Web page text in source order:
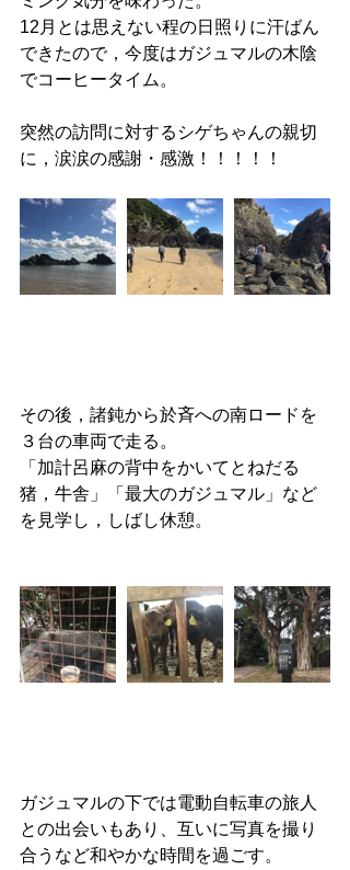
12月とは思えない程の日照りに汗ばん
できたので，今度はガジュマルの木陰
でコーヒータイム。
突然の訪問に対するシゲちゃんの親切
に，涙涙の感謝・感激！！！！！
その後，諸鈍から於斉への南ロードを
３台の車両で走る。
「加計呂麻の背中をかいてとねだる
猪，牛舎」「最大のガジュマル」など
を見学し，しばし休憩。
ガジュマルの下では電動自転車の旅人
との出会いもあり、互いに写真を撮り
合うなど和やかな時間を過ごす。